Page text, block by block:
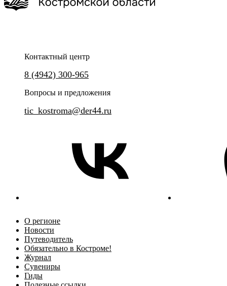
Контактный центр
8 (4942) 300-965
Вопросы и предложения
tic_kostroma@der44.ru
О регионе
Новости
Путеводитель
Обязательно в Костроме!
Журнал
Сувениры
Гиды